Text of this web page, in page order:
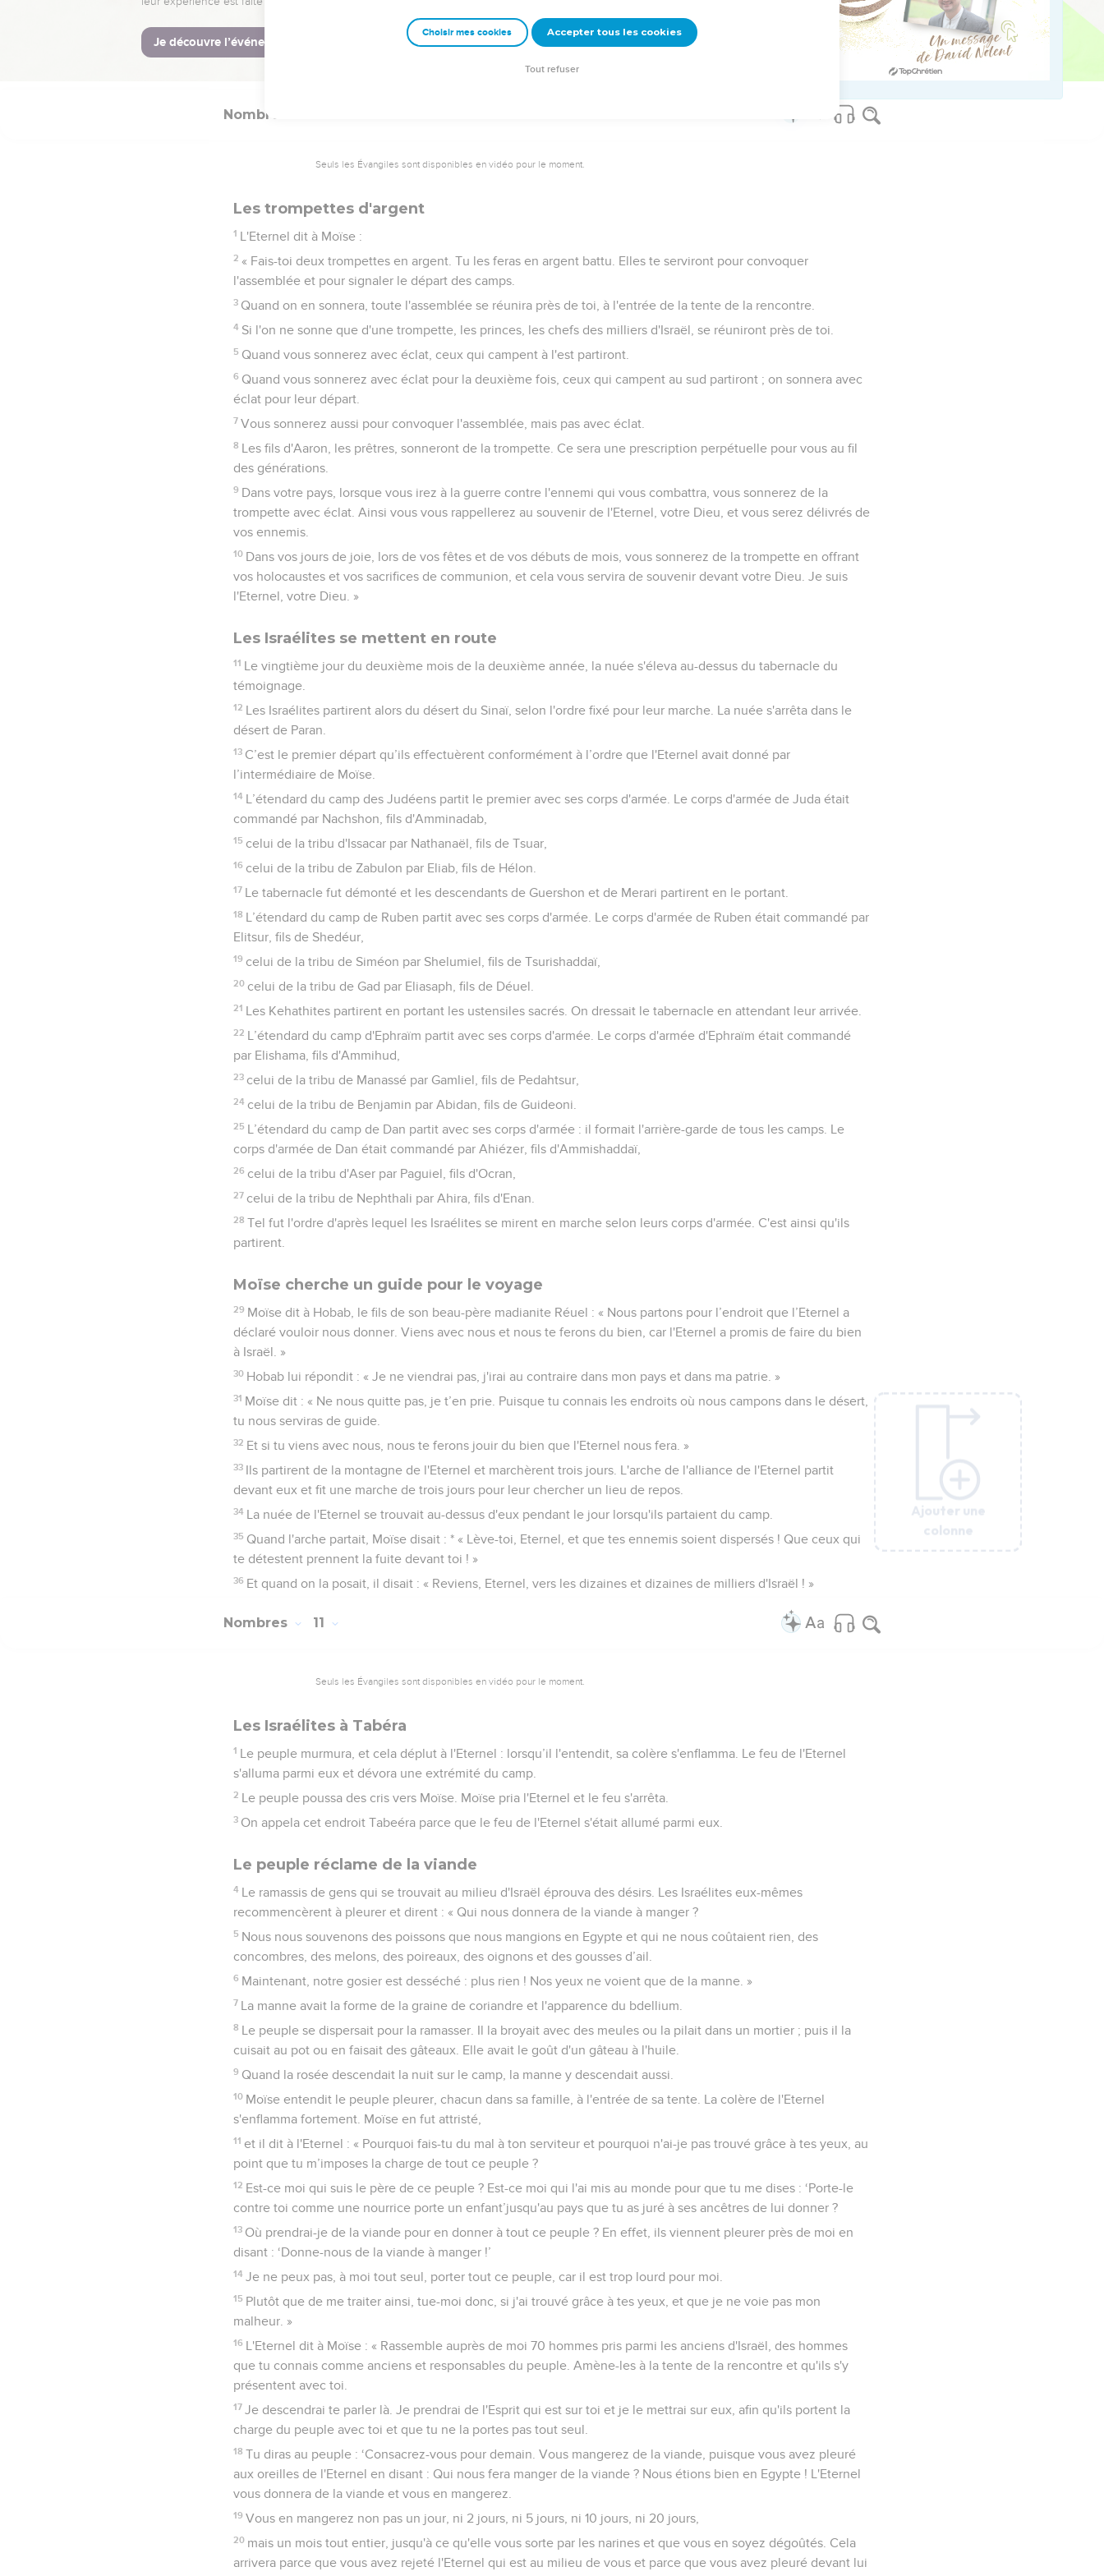
partaient pas ; et quand elle s'élevait, ils partaient.
23 C’est sur l’ordre de l’Eternel qu’ils campaient et partaient. Ils obéissaient au commandement de l'Eternel,
conformément à l’ordre que l'Eternel avait donné par l’intermédiaire de Moïse.
Ajouter une
colonne
Nombres
Seuls les Évangiles sont disponibles en vidéo pour le moment.
Les trompettes d'argent
1 L'Eternel dit à Moïse :
2 « Fais-toi deux trompettes en argent. Tu les feras en argent battu. Elles te serviront pour convoquer
l'assemblée et pour signaler le départ des camps.
3 Quand on en sonnera, toute l'assemblée se réunira près de toi, à l'entrée de la tente de la rencontre.
4 Si l'on ne sonne que d'une trompette, les princes, les chefs des milliers d'Israël, se réuniront près de toi.
5 Quand vous sonnerez avec éclat, ceux qui campent à l'est partiront.
6 Quand vous sonnerez avec éclat pour la deuxième fois, ceux qui campent au sud partiront ; on sonnera avec
éclat pour leur départ.
7 Vous sonnerez aussi pour convoquer l'assemblée, mais pas avec éclat.
8 Les fils d'Aaron, les prêtres, sonneront de la trompette. Ce sera une prescription perpétuelle pour vous au fil
des générations.
9 Dans votre pays, lorsque vous irez à la guerre contre l'ennemi qui vous combattra, vous sonnerez de la
trompette avec éclat. Ainsi vous vous rappellerez au souvenir de l'Eternel, votre Dieu, et vous serez délivrés de
vos ennemis.
10 Dans vos jours de joie, lors de vos fêtes et de vos débuts de mois, vous sonnerez de la trompette en offrant
vos holocaustes et vos sacrifices de communion, et cela vous servira de souvenir devant votre Dieu. Je suis
l'Eternel, votre Dieu. »
Les Israélites se mettent en route
11 Le vingtième jour du deuxième mois de la deuxième année, la nuée s'éleva au-dessus du tabernacle du
témoignage.
12 Les Israélites partirent alors du désert du Sinaï, selon l'ordre fixé pour leur marche. La nuée s'arrêta dans le
désert de Paran.
13 C’est le premier départ qu’ils effectuèrent conformément à l’ordre que l'Eternel avait donné par
l’intermédiaire de Moïse.
14 L’étendard du camp des Judéens partit le premier avec ses corps d'armée. Le corps d'armée de Juda était
commandé par Nachshon, fils d'Amminadab,
15 celui de la tribu d'Issacar par Nathanaël, fils de Tsuar,
16 celui de la tribu de Zabulon par Eliab, fils de Hélon.
17 Le tabernacle fut démonté et les descendants de Guershon et de Merari partirent en le portant.
18 L’étendard du camp de Ruben partit avec ses corps d'armée. Le corps d'armée de Ruben était commandé par
Elitsur, fils de Shedéur,
19 celui de la tribu de Siméon par Shelumiel, fils de Tsurishaddaï,
20 celui de la tribu de Gad par Eliasaph, fils de Déuel.
21 Les Kehathites partirent en portant les ustensiles sacrés. On dressait le tabernacle en attendant leur arrivée.
22 L’étendard du camp d'Ephraïm partit avec ses corps d'armée. Le corps d'armée d'Ephraïm était commandé
par Elishama, fils d'Ammihud,
23 celui de la tribu de Manassé par Gamliel, fils de Pedahtsur,
24 celui de la tribu de Benjamin par Abidan, fils de Guideoni.
25 L’étendard du camp de Dan partit avec ses corps d'armée : il formait l'arrière-garde de tous les camps. Le
corps d'armée de Dan était commandé par Ahiézer, fils d'Ammishaddaï,
26 celui de la tribu d'Aser par Paguiel, fils d'Ocran,
27 celui de la tribu de Nephthali par Ahira, fils d'Enan.
28 Tel fut l'ordre d'après lequel les Israélites se mirent en marche selon leurs corps d'armée. C'est ainsi qu'ils
partirent.
Moïse cherche un guide pour le voyage
29 Moïse dit à Hobab, le fils de son beau-père madianite Réuel : « Nous partons pour l’endroit que l’Eternel a
déclaré vouloir nous donner. Viens avec nous et nous te ferons du bien, car l'Eternel a promis de faire du bien
à Israël. »
30 Hobab lui répondit : « Je ne viendrai pas, j'irai au contraire dans mon pays et dans ma patrie. »
31 Moïse dit : « Ne nous quitte pas, je t’en prie. Puisque tu connais les endroits où nous campons dans le désert,
tu nous serviras de guide.
32 Et si tu viens avec nous, nous te ferons jouir du bien que l'Eternel nous fera. »
33 Ils partirent de la montagne de l'Eternel et marchèrent trois jours. L'arche de l'alliance de l'Eternel partit
devant eux et fit une marche de trois jours pour leur chercher un lieu de repos.
34 La nuée de l'Eternel se trouvait au-dessus d'eux pendant le jour lorsqu'ils partaient du camp.
35 Quand l'arche partait, Moïse disait : * « Lève-toi, Eternel, et que tes ennemis soient dispersés ! Que ceux qui
te détestent prennent la fuite devant toi ! »
36 Et quand on la posait, il disait : « Reviens, Eternel, vers les dizaines et dizaines de milliers d'Israël ! »
Ajouter une
colonne
Nombres 11
Seuls les Évangiles sont disponibles en vidéo pour le moment.
Les Israélites à Tabéra
1 Le peuple murmura, et cela déplut à l'Eternel : lorsqu’il l'entendit, sa colère s'enflamma. Le feu de l'Eternel
s'alluma parmi eux et dévora une extrémité du camp.
2 Le peuple poussa des cris vers Moïse. Moïse pria l'Eternel et le feu s'arrêta.
3 On appela cet endroit Tabeéra parce que le feu de l'Eternel s'était allumé parmi eux.
Le peuple réclame de la viande
4 Le ramassis de gens qui se trouvait au milieu d'Israël éprouva des désirs. Les Israélites eux-mêmes
recommencèrent à pleurer et dirent : « Qui nous donnera de la viande à manger ?
5 Nous nous souvenons des poissons que nous mangions en Egypte et qui ne nous coûtaient rien, des
concombres, des melons, des poireaux, des oignons et des gousses d’ail.
6 Maintenant, notre gosier est desséché : plus rien ! Nos yeux ne voient que de la manne. »
7 La manne avait la forme de la graine de coriandre et l'apparence du bdellium.
8 Le peuple se dispersait pour la ramasser. Il la broyait avec des meules ou la pilait dans un mortier ; puis il la
cuisait au pot ou en faisait des gâteaux. Elle avait le goût d'un gâteau à l'huile.
9 Quand la rosée descendait la nuit sur le camp, la manne y descendait aussi.
10 Moïse entendit le peuple pleurer, chacun dans sa famille, à l'entrée de sa tente. La colère de l'Eternel
s'enflamma fortement. Moïse en fut attristé,
11 et il dit à l'Eternel : « Pourquoi fais-tu du mal à ton serviteur et pourquoi n'ai-je pas trouvé grâce à tes yeux, au
point que tu m’imposes la charge de tout ce peuple ?
12 Est-ce moi qui suis le père de ce peuple ? Est-ce moi qui l'ai mis au monde pour que tu me dises : ‘Porte-le
contre toi comme une nourrice porte un enfant’jusqu'au pays que tu as juré à ses ancêtres de lui donner ?
13 Où prendrai-je de la viande pour en donner à tout ce peuple ? En effet, ils viennent pleurer près de moi en
disant : ‘Donne-nous de la viande à manger !’
14 Je ne peux pas, à moi tout seul, porter tout ce peuple, car il est trop lourd pour moi.
15 Plutôt que de me traiter ainsi, tue-moi donc, si j'ai trouvé grâce à tes yeux, et que je ne voie pas mon
malheur. »
16 L'Eternel dit à Moïse : « Rassemble auprès de moi 70 hommes pris parmi les anciens d'Israël, des hommes
que tu connais comme anciens et responsables du peuple. Amène-les à la tente de la rencontre et qu'ils s'y
présentent avec toi.
17 Je descendrai te parler là. Je prendrai de l'Esprit qui est sur toi et je le mettrai sur eux, afin qu'ils portent la
charge du peuple avec toi et que tu ne la portes pas tout seul.
18 Tu diras au peuple : ‘Consacrez-vous pour demain. Vous mangerez de la viande, puisque vous avez pleuré
aux oreilles de l'Eternel en disant : Qui nous fera manger de la viande ? Nous étions bien en Egypte ! L'Eternel
vous donnera de la viande et vous en mangerez.
19 Vous en mangerez non pas un jour, ni 2 jours, ni 5 jours, ni 10 jours, ni 20 jours,
20 mais un mois tout entier, jusqu'à ce qu'elle vous sorte par les narines et que vous en soyez dégoûtés. Cela
arrivera parce que vous avez rejeté l'Eternel qui est au milieu de vous et parce que vous avez pleuré devant lui
Ajouter une
colonne
Ajouter une
colonne
Ajouter une
colonne
Ajouter une
colonne
Choisir mes cookies Accepter tous les cookies
Tout refuser